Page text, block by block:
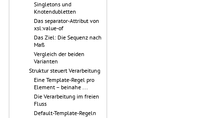
Singletons und
Knotendubletten
Das separator-Attribut von
xsl:value-of
Das Ziel: Die Sequenz nach
Maß
Vergleich der beiden
Varianten
Struktur steuert Verarbeitung
Eine Template-Regel pro
Element – beinahe ...
Die Verarbeitung im freien
Fluss
Default-Template-Regeln